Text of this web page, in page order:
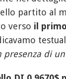
partito al
verso il
di